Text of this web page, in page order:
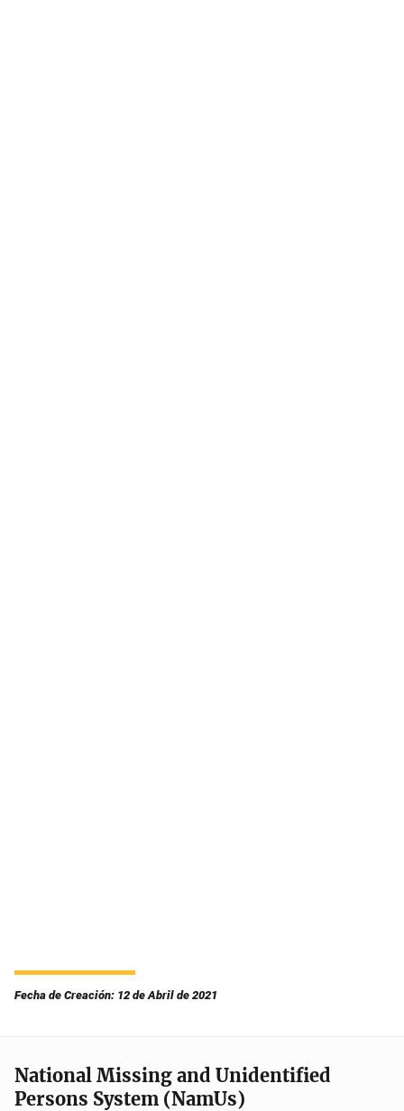
Fecha de Creación: 12 de Abril de 2021
National Missing and Unidentified
Persons System (NamUs)